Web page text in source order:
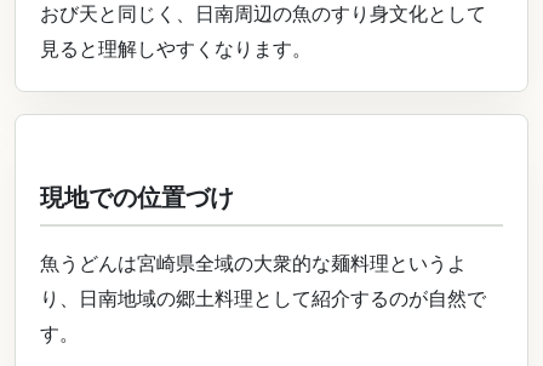
おび天と同じく、日南周辺の魚のすり身文化として
見ると理解しやすくなります。
現地での位置づけ
魚うどんは宮崎県全域の大衆的な麺料理というよ
り、日南地域の郷土料理として紹介するのが自然で
す。